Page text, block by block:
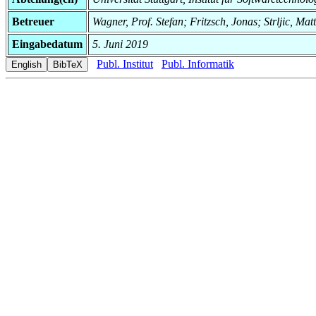
Betreuer
Wagner, Prof. Stefan; Fritzsch, Jonas; Strljic,
Eingabedatum
5. Juni 2019
Publ. Institut
Publ. Informatik